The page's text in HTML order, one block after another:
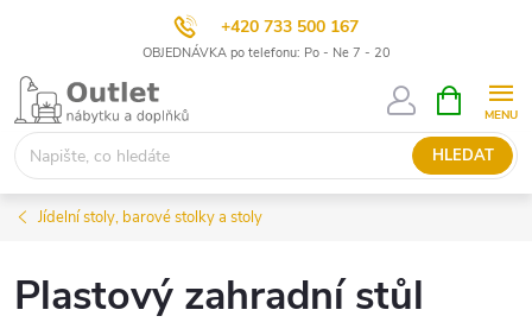
+420 733 500 167
OBJEDNÁVKA po telefonu: Po - Ne 7 - 20
Přejít
obsah
HLEDAT
NÁKUPNÍ
KOŠÍK
Jídelní stoly, barové stolky a stoly
Plastový zahradní stůl